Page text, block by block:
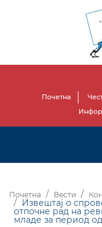
Почетна
Почетна Вести
Извештај о
отпочне рад на
младе за период